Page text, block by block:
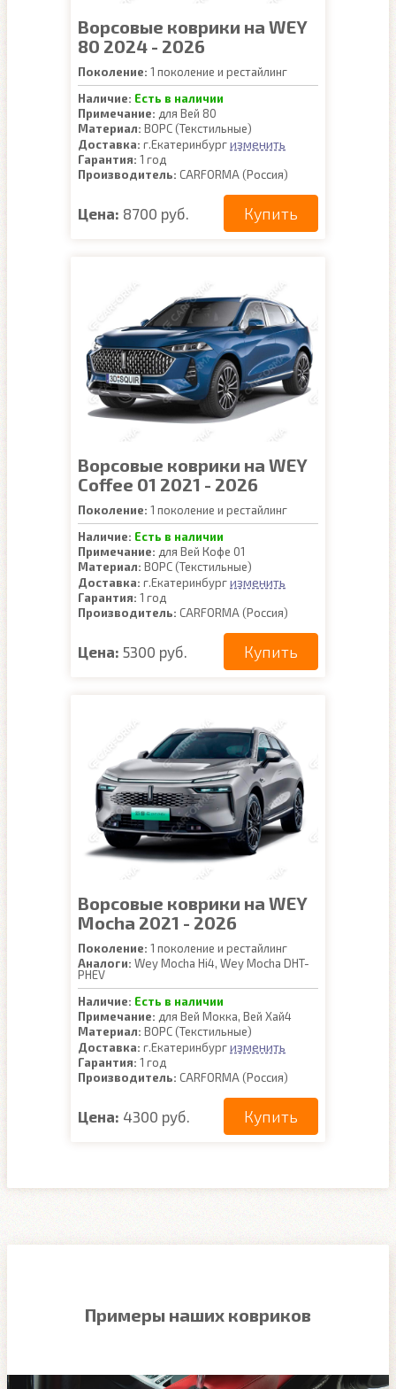
Ворсовые коврики на WEY
80 2024 - 2026
Поколение: 1 поколение и рестайлинг
Наличие: Есть в наличии
Примечание: для Вей 80
Материал: ВОРС (Текстильные)
Доставка: г.Екатеринбургизменить
Гарантия: 1 год
Производитель: CARFORMA (Россия)
Цена: 8700 руб. Купить
Ворсовые коврики на WEY
Coffee 01 2021 - 2026
Поколение: 1 поколение и рестайлинг
Наличие: Есть в наличии
Примечание: для Вей Кофе 01
Материал: ВОРС (Текстильные)
Доставка: г.Екатеринбургизменить
Гарантия: 1 год
Производитель: CARFORMA (Россия)
Цена: 5300 руб. Купить
Ворсовые коврики на WEY
Mocha 2021 - 2026
Поколение: 1 поколение и рестайлинг
Аналоги: Wey Mocha Hi4, Wey Mocha DHT-
PHEV
Наличие: Есть в наличии
Примечание: для Вей Мокка, Вей Хай4
Материал: ВОРС (Текстильные)
Доставка: г.Екатеринбургизменить
Гарантия: 1 год
Производитель: CARFORMA (Россия)
Цена: 4300 руб. Купить
Примеры наших ковриков